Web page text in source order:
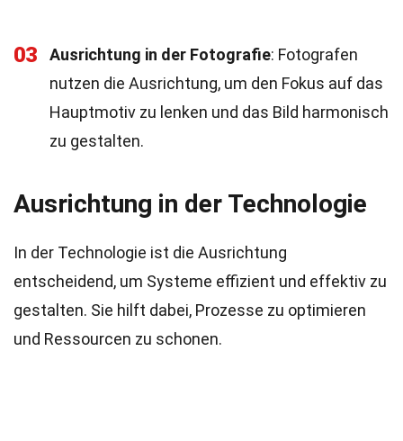
03 Ausrichtung in der Fotografie: Fotografen
nutzen die Ausrichtung, um den Fokus auf das
Hauptmotiv zu lenken und das Bild harmonisch
zu gestalten.
Ausrichtung in der Technologie
In der Technologie ist die Ausrichtung
entscheidend, um Systeme effizient und effektiv zu
gestalten. Sie hilft dabei, Prozesse zu optimieren
und Ressourcen zu schonen.